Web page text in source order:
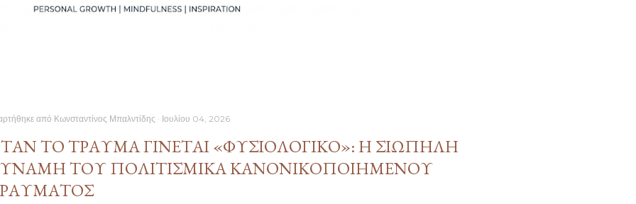
από Κωνσταντίνος Μπαλντίδης Ιουλίου 04, 2026
ΤΟ ΤΡΑΎΜΑ ΓΊΝΕΤΑΙ «ΦΥΣΙΟΛΟΓΙΚΌ»: Η ΣΙΩΠΗΛΉ
ΤΟΥ ΠΟΛΙΤΙΣΜΙΚΆ ΚΑΝΟΝΙΚΟΠΟΙΗΜΈΝΟΥ